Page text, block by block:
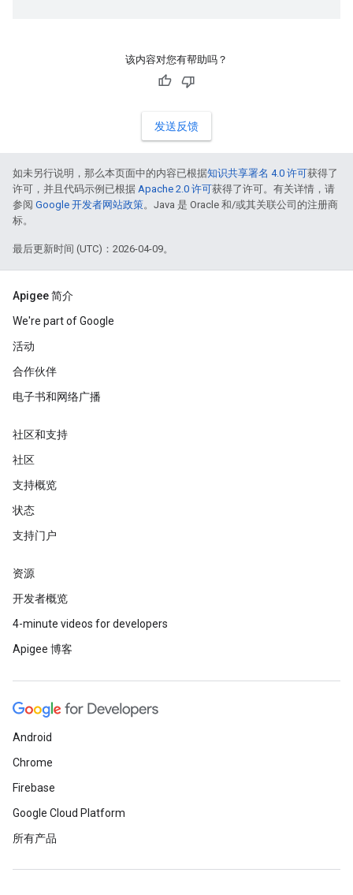
该内容对您有帮助吗？
发送反馈
如未另行说明，那么本页面中的内容已根据知识共享署名 4.0 许可获得了
许可，并且代码示例已根据 Apache 2.0 许可获得了许可。有关详情，请
参阅 Google 开发者网站政策。Java 是 Oracle 和/或其关联公司的注册商
标。
最后更新时间 (UTC)：2026-04-09。
Apigee 简介
We're part of Google
活动
合作伙伴
电子书和网络广播
社区和支持
社区
支持概览
状态
支持门户
资源
开发者概览
4-minute videos for developers
Apigee 博客
Android
Chrome
Firebase
Google Cloud Platform
所有产品